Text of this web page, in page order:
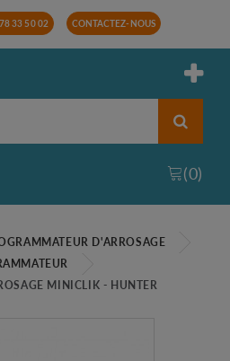
33 50 02 CONTACTEZ-NOUS
(0)
D'ARROSAGE
MINICLIK - HUNTER